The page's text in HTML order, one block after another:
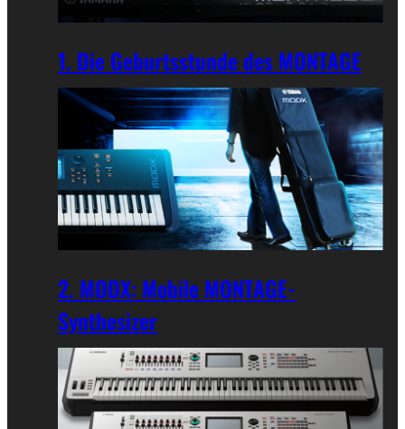
1. Die Geburtsstunde des MONTAGE
2. MODX: Mobile MONTAGE-
Synthesizer